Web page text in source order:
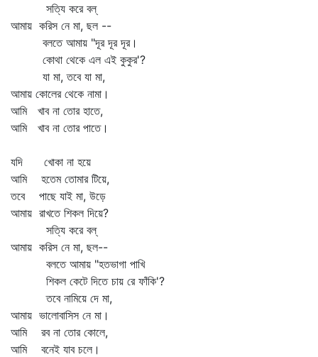
সত্যি করে বল্‌
আমায় করিস নে মা, ছল --
বলতে আমায় "দূর দূর দূর।
কোথা থেকে এল এই কুকুর'?
যা মা, তবে যা মা,
আমায় কোলের থেকে নামা।
আমি খাব না তোর হাতে,
আমি খাব না তোর পাতে।
যদি খোকা না হয়ে
আমি হতেম তোমার টিয়ে,
তবে পাছে যাই মা, উড়ে
আমায় রাখতে শিকল দিয়ে?
সত্যি করে বল্‌
আমায় করিস নে মা, ছল--
বলতে আমায় "হতভাগা পাখি
শিকল কেটে দিতে চায় রে ফাঁকি'?
তবে নামিয়ে দে মা,
আমায় ভালোবাসিস নে মা।
আমি রব না তোর কোলে,
আমি বনেই যাব চলে।